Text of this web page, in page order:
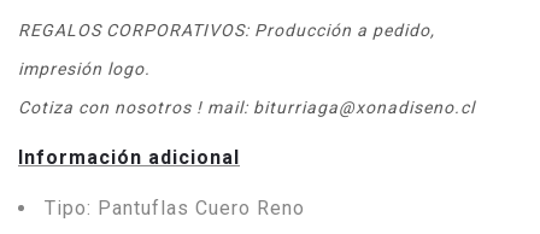
REGALOS CORPORATIVOS: Producción a pedido,
impresión logo.
Cotiza con nosotros ! mail: biturriaga@xonadiseno.cl
Información adicional
Tipo: Pantuflas Cuero Reno